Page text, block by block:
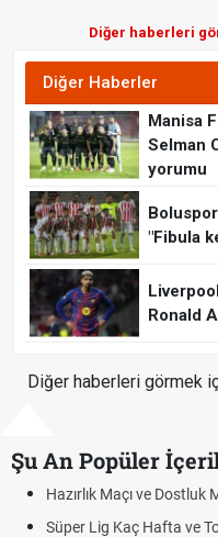
Diğer haberleri
Diğer Haberler
Manisa
Selman
yorumu
"Fibula
Ronald
Diğer haberleri görmek
Şu An Popüler
Hazırlık Maçı ve
Süper Lig Kaç Hafta ve